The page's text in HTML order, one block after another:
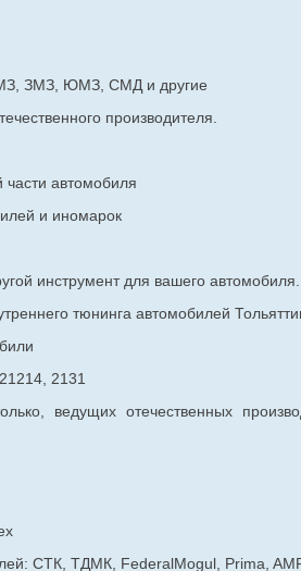
ЗМЗ, ЮМЗ, СМД и другие
производителя.
автомобиля
и иномарок
инструмент для вашего автомобиля.
тюнинга автомобилей
2131
ведущих отечественных
СТК, ТДМК, FederalMogul, Prima,